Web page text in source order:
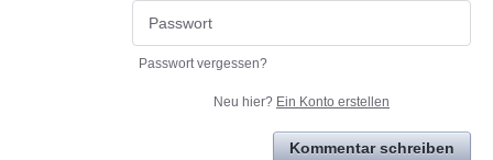
Passwort vergessen?
Neu hier? Ein Konto erstellen
Kommentar schreiben